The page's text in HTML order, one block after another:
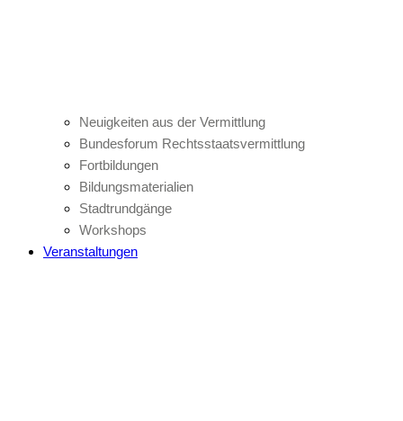
Neuigkeiten aus der Vermittlung
Bundesforum Rechtsstaatsvermittlung
Fortbildungen
Bildungsmaterialien
Stadtrundgänge
Workshops
Veranstaltungen